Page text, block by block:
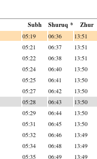
Subh Shuruq * Zhur
05:19 06:36 13:51
05:21 06:37 13:51
05:22 06:38 13:51
05:24 06:40 13:50
05:25 06:41 13:50
05:27 06:42 13:50
05:28 06:43 13:50
05:29 06:44 13:50
05:31 06:45 13:50
05:32 06:46 13:49
05:34 06:48 13:49
05:35 06:49 13:49